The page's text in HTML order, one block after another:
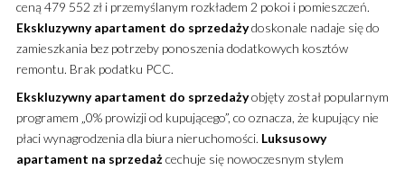
ceną 479 552 zł i przemyślanym rozkładem 2 pokoi i pomieszczeń.
Ekskluzywny apartament do sprzedażydoskonale nadaje się do
zamieszkania bez potrzeby ponoszenia dodatkowych kosztów
remontu. Brak podatku PCC.
Ekskluzywny apartament do sprzedażyobjęty został popularnym
programem „0% prowizji od kupującego”, co oznacza, że kupujący nie
płaci wynagrodzenia dla biura nieruchomości. Luksusowy
apartament na sprzedażcechuje się nowoczesnym stylem